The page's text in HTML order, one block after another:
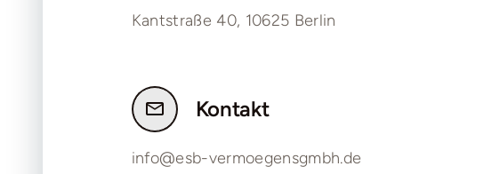
Kantstraße 40, 10625 Berlin
Kontakt
info@esb-vermoegensgmbh.de